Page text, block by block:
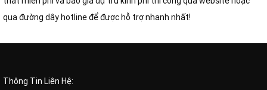
qua đường dây hotline để được hỗ trợ nhanh nhất!
Thông Tin Liên Hệ: